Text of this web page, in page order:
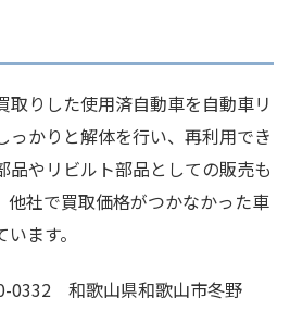
取りした使用済自動車を自動車リ
っかりと解体を行い、再利用でき
品やリビルト部品としての販売も
他社で買取価格がつかなかった車
ます。
0332 和歌山県和歌山市冬野